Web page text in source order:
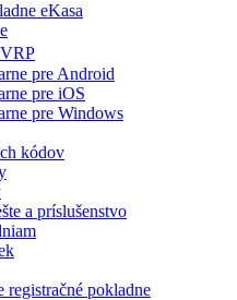
eKasa
pre Android
pre iOS
pre Windows
kódov
a príslušenstvo
registračné pokladne